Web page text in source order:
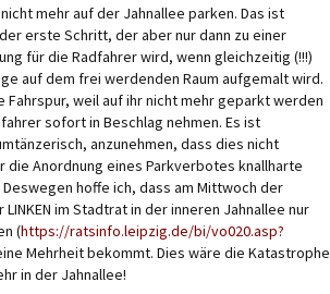
mehr auf der Jahnallee parken. Das ist
erste Schritt, der aber nur dann zu einer
für die Radfahrer wird, wenn gleichzeitig (!!!)
auf dem frei werdenden Raum aufgemalt wird.
Fahrspur, weil auf ihr nicht mehr geparkt werden
sofort in Beschlag nehmen. Es ist
anzunehmen, dass dies nicht
die Anordnung eines Parkverbotes knallharte
hoffe ich, dass am Mittwoch der
im Stadtrat in der inneren Jahnallee nur
(https://ratsinfo.leipzig.de/bi/vo020.asp?
Mehrheit bekommt. Dies wäre die Katastrophe
in der Jahnallee!